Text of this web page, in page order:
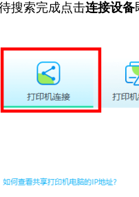
搜索完成点击连接设备